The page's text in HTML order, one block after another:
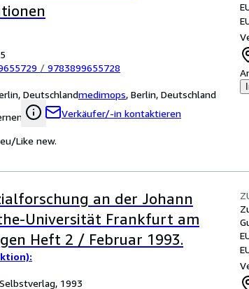
/ 9783899655728
Deutschlandmedimops, Berlin, Deutschland
Verkäufer/-in kontaktieren
Like new.
an der Johann
Universität Frankfurt am
Heft 2 / Februar 1993.
1993